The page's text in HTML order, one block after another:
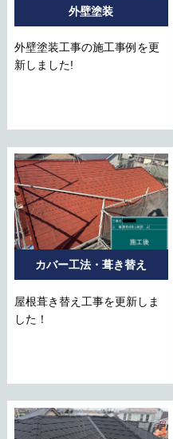
外壁塗装
外壁塗装工事の施工事例を更
新しました!
カバー工法・葺き替え
屋根葺き替え工事を更新しま
した！